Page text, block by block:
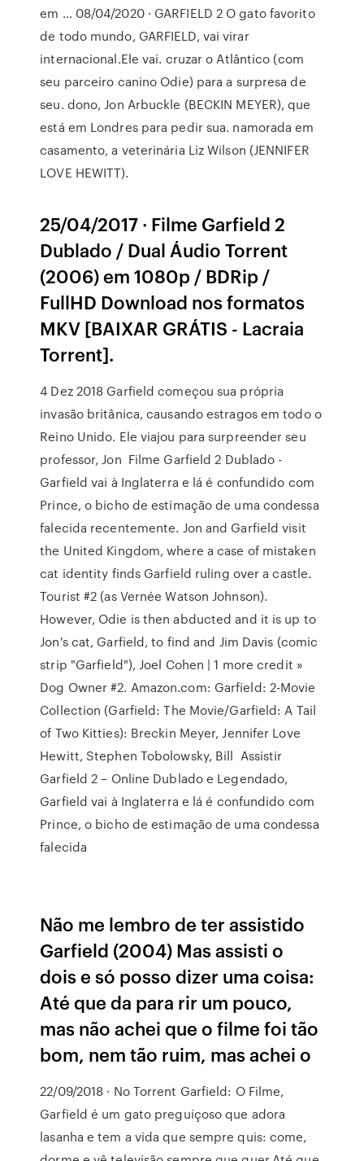
em … 08/04/2020 · GARFIELD 2 O gato favorito
de todo mundo, GARFIELD, vai virar
internacional.Ele vai. cruzar o Atlântico (com
seu parceiro canino Odie) para a surpresa de
seu. dono, Jon Arbuckle (BECKIN MEYER), que
está em Londres para pedir sua. namorada em
casamento, a veterinária Liz Wilson (JENNIFER
LOVE HEWITT).
25/04/2017 · Filme Garfield 2
Dublado / Dual Áudio Torrent
(2006) em 1080p / BDRip /
FullHD Download nos formatos
MKV [BAIXAR GRÁTIS - Lacraia
Torrent].
4 Dez 2018 Garfield começou sua própria
invasão britânica, causando estragos em todo o
Reino Unido. Ele viajou para surpreender seu
professor, Jon Filme Garfield 2 Dublado -
Garfield vai à Inglaterra e lá é confundido com
Prince, o bicho de estimação de uma condessa
falecida recentemente. Jon and Garfield visit
the United Kingdom, where a case of mistaken
cat identity finds Garfield ruling over a castle.
Tourist #2 (as Vernée Watson Johnson).
However, Odie is then abducted and it is up to
Jon's cat, Garfield, to find and Jim Davis (comic
strip "Garfield"), Joel Cohen | 1 more credit »
Dog Owner #2. Amazon.com: Garfield: 2-Movie
Collection (Garfield: The Movie/Garfield: A Tail
of Two Kitties): Breckin Meyer, Jennifer Love
Hewitt, Stephen Tobolowsky, Bill Assistir
Garfield 2 – Online Dublado e Legendado,
Garfield vai à Inglaterra e lá é confundido com
Prince, o bicho de estimação de uma condessa
falecida
Não me lembro de ter assistido
Garfield (2004) Mas assisti o
dois e só posso dizer uma coisa:
Até que da para rir um pouco,
mas não achei que o filme foi tão
bom, nem tão ruim, mas achei o
22/09/2018 · No Torrent Garfield: O Filme,
Garfield é um gato preguiçoso que adora
lasanha e tem a vida que sempre quis: come,